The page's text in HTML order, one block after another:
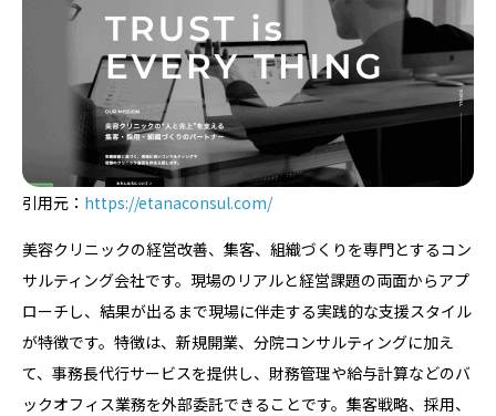
引用元： https://etanaconsul.com/
美容クリニックの経営改善、集客、組織づくりを専門とするコン
サルティング会社です。現場のリアルと経営課題の両面からアプ
ローチし、結果が出るまで現場に伴走する実践的な支援スタイル
が特徴です。特徴は、新規開業、分院コンサルティングに加え
て、事務長代行サービスを提供し、財務管理や給与計算などのバ
ックオフィス業務を外部委託できることです。集客戦略、採用、